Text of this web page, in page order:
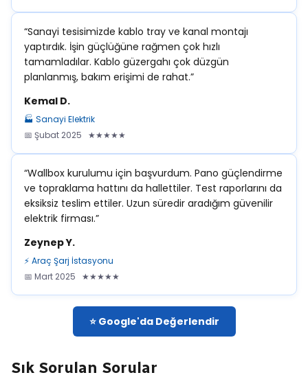
“Sanayi tesisimizde kablo tray ve kanal montajı
yaptırdık. İşin güçlüğüne rağmen çok hızlı
tamamladılar. Kablo güzergahı çok düzgün
planlanmış, bakım erişimi de rahat.”
Kemal D.
🏭 Sanayi Elektrik
📅 Şubat 2025 ★★★★★
“Wallbox kurulumu için başvurdum. Pano güçlendirme
ve topraklama hattını da hallettiler. Test raporlarını da
eksiksiz teslim ettiler. Uzun süredir aradığım güvenilir
elektrik firması.”
Zeynep Y.
⚡ Araç Şarj İstasyonu
📅 Mart 2025 ★★★★★
⭐ Google'da Değerlendir
Sık Sorulan Sorular